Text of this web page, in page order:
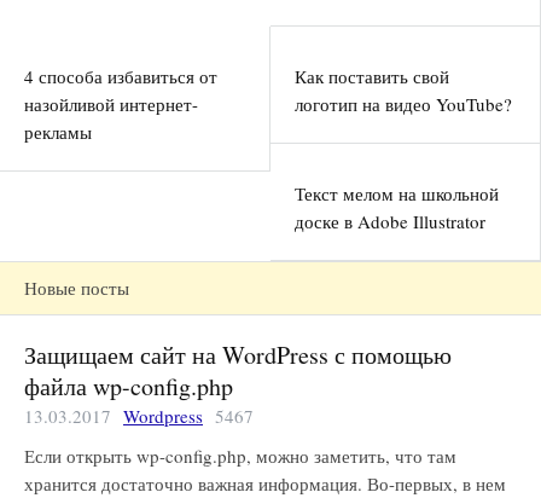
4 способа избавиться от
назойливой интернет-
рекламы
Как поставить свой
логотип на видео YouTube?
Текст мелом на школьной
доске в Adobe Illustrator
Новые посты
Защищаем сайт на WordPress с помощью
файла wp-config.php
13.03.2017 Wordpress 5467
Если открыть wp-config.php, можно заметить, что там
хранится достаточно важная информация. Во-первых, в нем